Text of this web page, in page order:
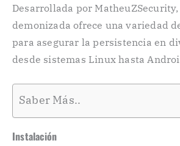
Desarrollada por
demonizada ofrece una variedad
para asegurar la persistencia en
desde sistemas Linux hasta
Saber Más..
Instalación